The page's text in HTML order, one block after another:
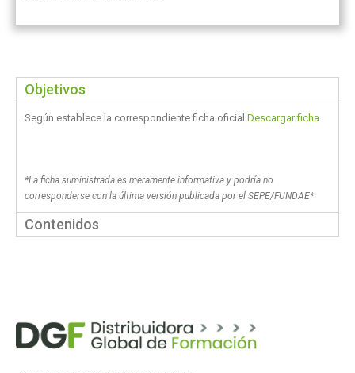
Objetivos
Según establece la correspondiente ficha oficial. Descargar ficha
*La ficha suministrada es meramente informativa y podría no
corresponderse con la última versión publicada por el SEPE/FUNDAE*
Contenidos